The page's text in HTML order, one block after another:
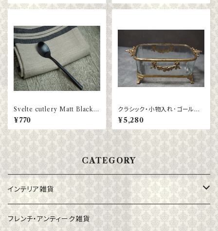
Svelte cutlery Matt Black
Dessert Spoon
¥770
クラシック・小物入れ･ゴールド
ガラス
¥5,280
CATEGORY
インテリア雑貨
フォトフレーム
フレンチ・アンティーク雑貨